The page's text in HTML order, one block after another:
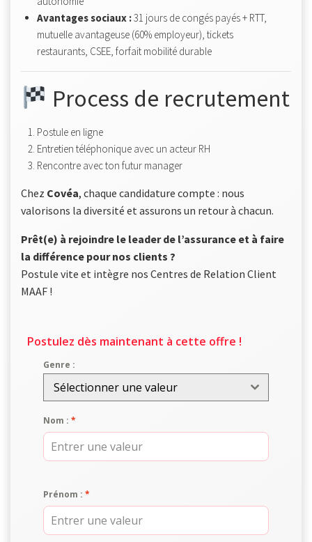
Avantages sociaux :31 jours de congés payés + RTT,
mutuelle avantageuse (60% employeur), tickets
restaurants, CSEE, forfait mobilité durable
Process de recrutement
Postule en ligne
Entretien téléphonique avec un acteur RH
Rencontre avec ton futur manager
Chez Covéa, chaque candidature compte : nous
valorisons la diversité et assurons un retour à chacun.
Prêt(e) à rejoindre le leader de l’assurance et à faire
la différence pour nos clients ?
Postule vite et intègre nos Centres de Relation Client
MAAF !
Postulez dès maintenant à cette offre !
Genre :
Sélectionner une valeur
Nom : *
Prénom : *